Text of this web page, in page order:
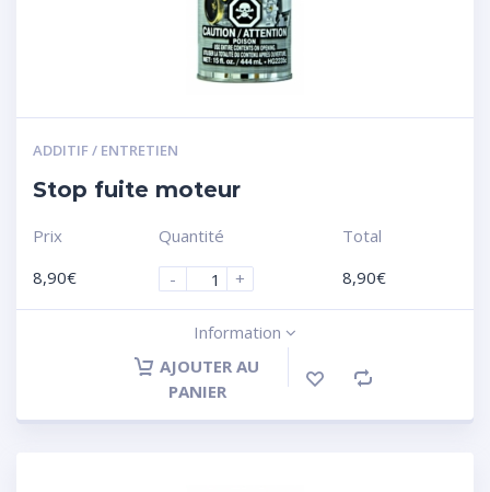
ADDITIF / ENTRETIEN
Stop fuite moteur
Prix
8,90€
Quantité
-
+
Total
8,90€
Information
AJOUTER AU
PANIER